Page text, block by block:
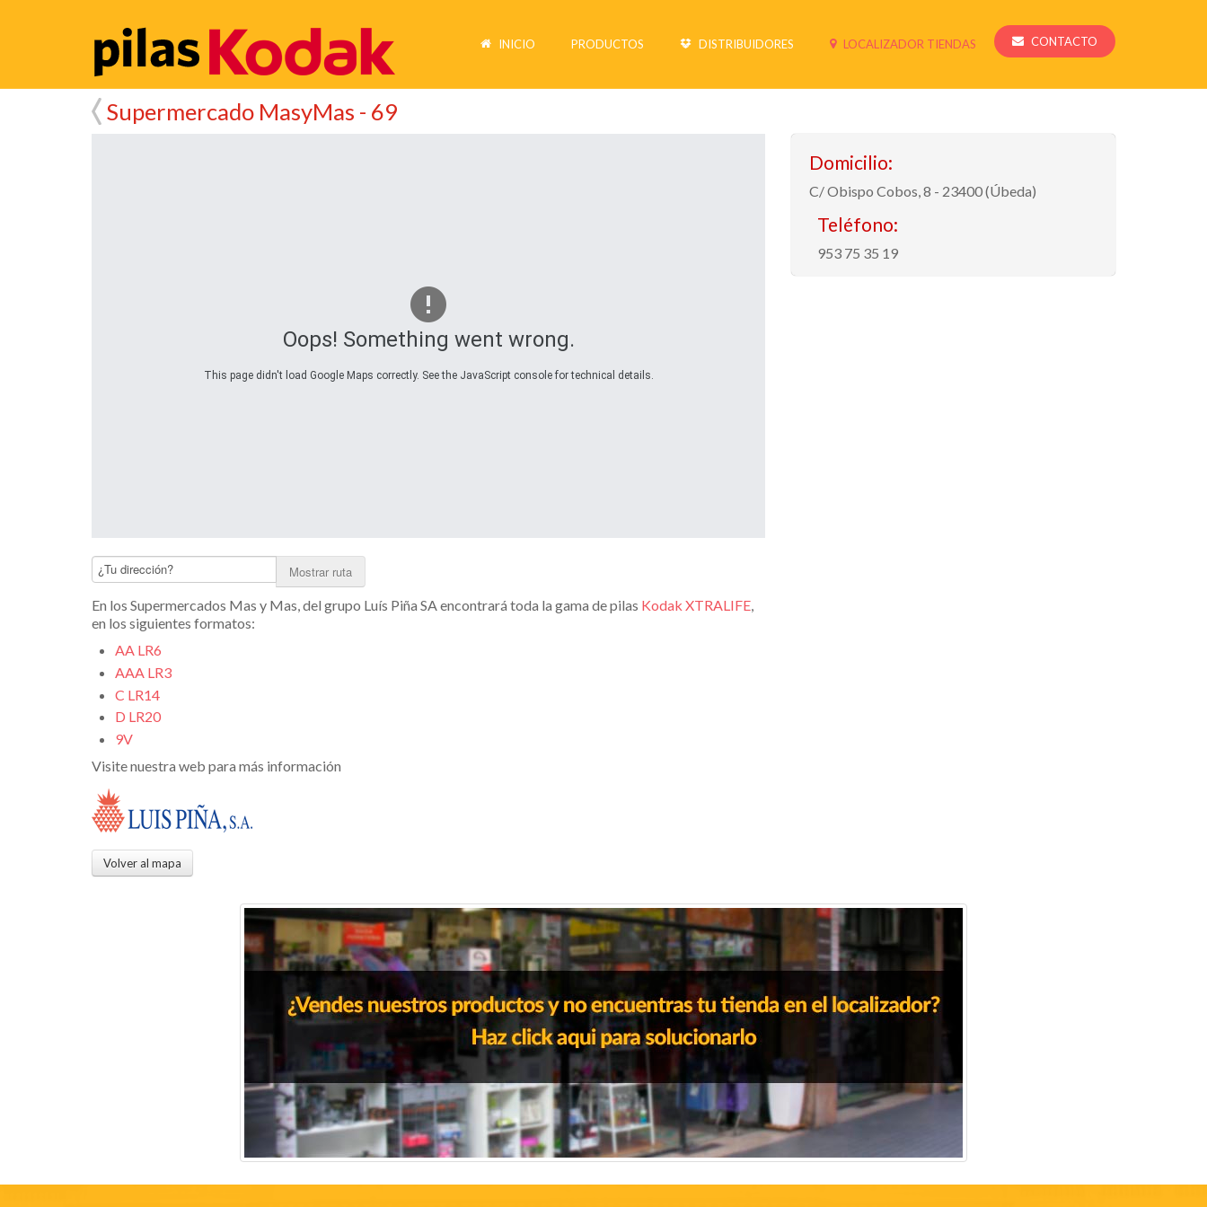
INICIO PRODUCTOS DISTRIBUIDORES LOCALIZADOR TIENDAS CONTACTO
Supermercado MasyMas - 69
Oops! Something went wrong.
This page didn't load Google Maps correctly. See the JavaScript console for technical details.
Mostrar ruta
En los Supermercados Mas y Mas, del grupo Luís Piña SA encontrará toda la gama de pilas Kodak XTRALIFE,
en los siguientes formatos:
AA LR6
AAA LR3
C LR14
D LR20
9V
Visite nuestra web para más información
Domicilio:
C/ Obispo Cobos, 8 - 23400 (Úbeda)
Teléfono:
953 75 35 19
Volver al mapa